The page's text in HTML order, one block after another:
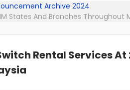
Archive 2024
States And Branches Throughout
Rental Services At